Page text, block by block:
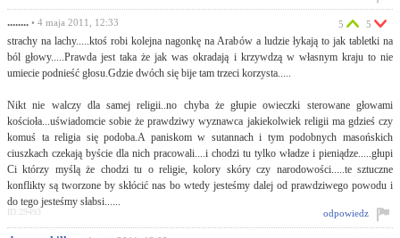
........ • 4 maja 2011, 12:33
strachy na lachy.....ktoś robi kolejna nagonkę na Arabów a ludzie łykają to jak tabletki na
ból głowy.....Prawda jest taka że jak was okradają i krzywdzą w własnym kraju to nie
umiecie podnieść głosu.Gdzie dwóch się bije tam trzeci korzysta.....
Nikt nie walczy dla samej religii..no chyba że głupie owieczki sterowane głowami
kościoła...uświadomcie sobie że prawdziwy wyznawca jakiekolwiek religii ma gdzieś czy
komuś ta religia się podoba.A paniskom w sutannach i tym podobnych masońskich
ciuszkach czekają byście dla nich pracowali....i chodzi tu tylko władze i pieniądze.....głupi
Ci którzy myślą że chodzi tu o religie, kolory skóry czy narodowości.....te sztuczne
konflikty są tworzone by skłócić nas bo wtedy jesteśmy dalej od prawdziwego powodu i
do tego jesteśmy słabsi......
5 5
odpowiedz
ID:29493